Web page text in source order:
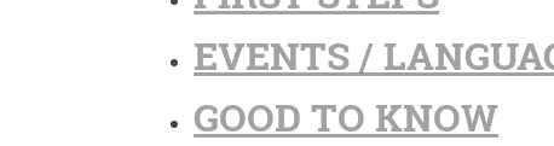
EVENTS /
GOOD TO KNOW